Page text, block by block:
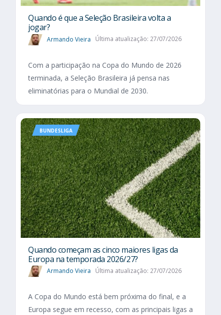
Quando é que a Seleção Brasileira volta a
jogar?
Armando Vieira Última atualização: 27/07/2026
Com a participação na Copa do Mundo de 2026
terminada, a Seleção Brasileira já pensa nas
eliminatórias para o Mundial de 2030.
BUNDESLIGA
Quando começam as cinco maiores ligas da
Europa na temporada 2026/27?
Armando Vieira Última atualização: 27/07/2026
A Copa do Mundo está bem próxima do final, e a
Europa segue em recesso, com as principais ligas a